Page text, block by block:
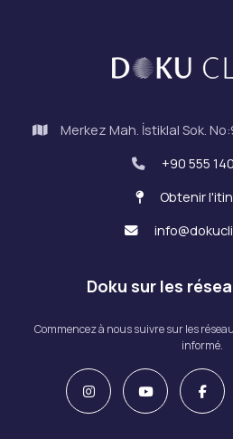
Merkez Mah. İstiklal Sok.
+90 555
Obtenir
Doku sur les
Commencez à nous suivre sur les
informé.